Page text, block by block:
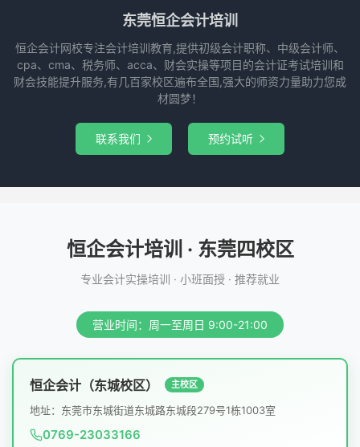
东莞恒企会计培训
恒企会计网校专注会计培训教育,提供初级会计职称、中级会计师、
cpa、cma、税务师、acca、财会实操等项目的会计证考试培训和
财会技能提升服务,有几百家校区遍布全国,强大的师资力量助力您成
材圆梦！
联系我们  预约试听 
恒企会计培训 · 东莞四校区
专业会计实操培训 · 小班面授 · 推荐就业
营业时间：周一至周日 9:00-21:00
恒企会计（东城校区） 主校区
地址：东莞市东城街道东城路东城段279号1栋1003室
0769-23033166